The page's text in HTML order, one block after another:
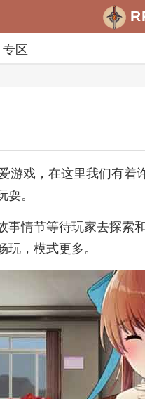
专区
游戏，在这里我们有
。
情节等待玩家去探
，模式更多。